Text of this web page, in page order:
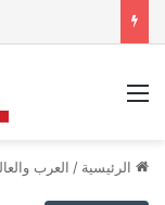
الرئيسية / العرب